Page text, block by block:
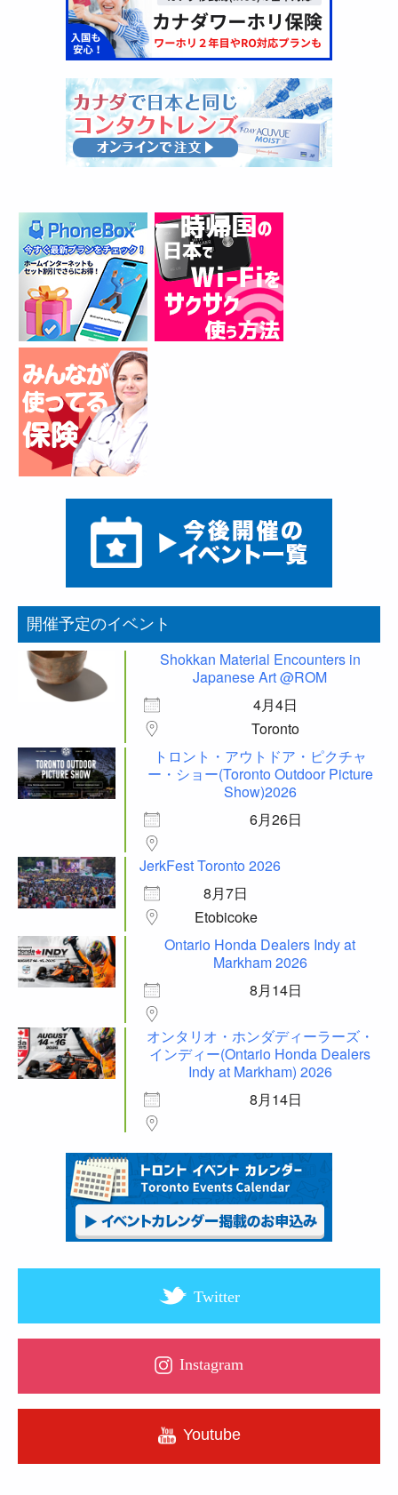
開催予定のイベント
Shokkan Material Encounters in
Japanese Art @ROM
4月4日
Toronto
トロント・アウトドア・ピクチャ
ー・ショー(Toronto Outdoor Picture
Show)2026
6月26日
JerkFest Toronto 2026
8月7日
Etobicoke
Ontario Honda Dealers Indy at
Markham 2026
8月14日
オンタリオ・ホンダディーラーズ・
インディー(Ontario Honda Dealers
Indy at Markham) 2026
8月14日
Twitter
Instagram
Youtube